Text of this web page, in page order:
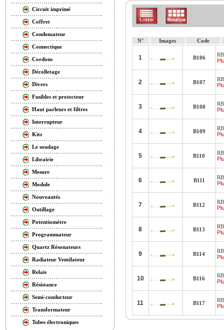
Circuit imprimé
Coffret
Condensateur
Connectique
Cordons
Décolletage
Divers
Fusibles et protecteur
Haut parleurs et filtres
Interrupteur
Kits
Le soudage
Librairie
Mesure
Module
Nouveautés
Outillage
Potentiomètre
Programmateur
Quartz Résonateurs
Radiateur Ventilateur
Relais
Résistance
Semi-conducteur
Transformateur
Tubes électroniques
N° Images Code
1 B106
2 B107
3 B108
4 B109
5 B110
6 B111
7 B112
8 B113
9 B114
10 B116
11 B117